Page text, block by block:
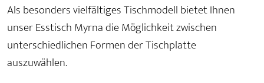
Als besonders vielfältiges Tischmodell bietet Ihnen
unser Esstisch Myrna die Möglichkeit zwischen
unterschiedlichen Formen der Tischplatte
auszuwählen.